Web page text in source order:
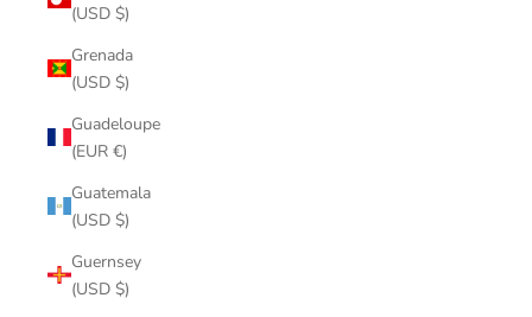
(USD $)
Grenada
(USD $)
Guadeloupe
(EUR €)
Guatemala
(USD $)
Guernsey
(USD $)